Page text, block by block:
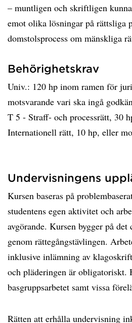
– muntligen och skriftligen
emot olika lösningar på rättsliga
domstolsprocess om mänskliga
Behörighetskrav
Univ.: 120 hp inom ramen för
motsvarande vari ska ingå
T 5 - Straff- och processrätt, 30
Internationell rätt, 10 hp, eller
Undervisningens
Kursen baseras på
studentens egen aktivitet och
avgörande. Kursen bygger på
genom rättegångstävlingen.
inklusive inlämning av
och pläderingen är obligatoriskt.
basgruppsarbetet samt vissa
Rätten att erhålla undervisning